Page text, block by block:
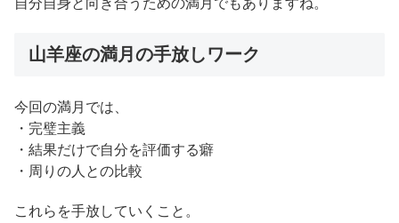
自分自身と向き合うための満月でもありますね。
山羊座の満月の手放しワーク
今回の満月では、
・完璧主義
・結果だけで自分を評価する癖
・周りの人との比較
これらを手放していくこと。